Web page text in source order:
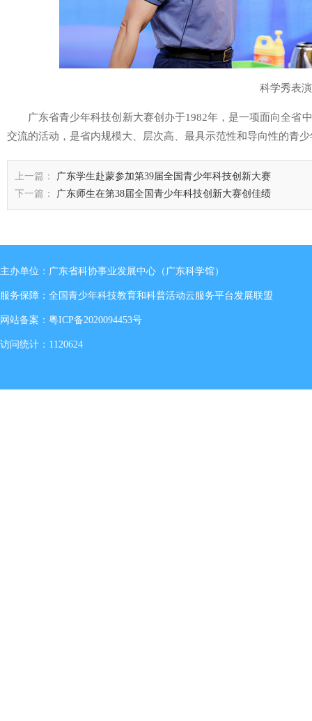
科学秀表演
广东省青少年科技创新大赛创办于1982年，是一项面向全省
交流的活动，是省内规模大、层次高、最具示范性和导向性的青
上一篇：
广东学生赴蒙参加第39届全国青少年科技创新大赛
下一篇：
广东师生在第38届全国青少年科技创新大赛创佳绩
主办单位：广东省科协事业发展中心（广东科学馆）
服务保障：全国青少年科技教育和科普活动云服务平台发展联盟
网站备案： 粤ICP备2020094453号
访问统计：1120624